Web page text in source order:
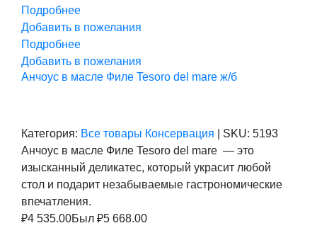
Подробнее
Добавить в пожелания
Подробнее
Добавить в пожелания
Анчоус в масле Филе Tesoro del mare ж/б
Категория: Все товары Консервация SKU: 5193
Анчоус в масле Филе Tesoro del mare — это
изысканный деликатес, который украсит любой
стол и подарит незабываемые гастрономические
впечатления.
₽4 535.00Был ₽5 668.00